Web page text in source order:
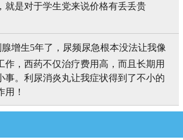
就是对于学生党来说价格有丢丢贵
增生5年了，尿频尿急根本没法让我像
作，西药不仅治疗费用高，而且长期用
事。利尿消炎丸让我症状得到了不小的
用！